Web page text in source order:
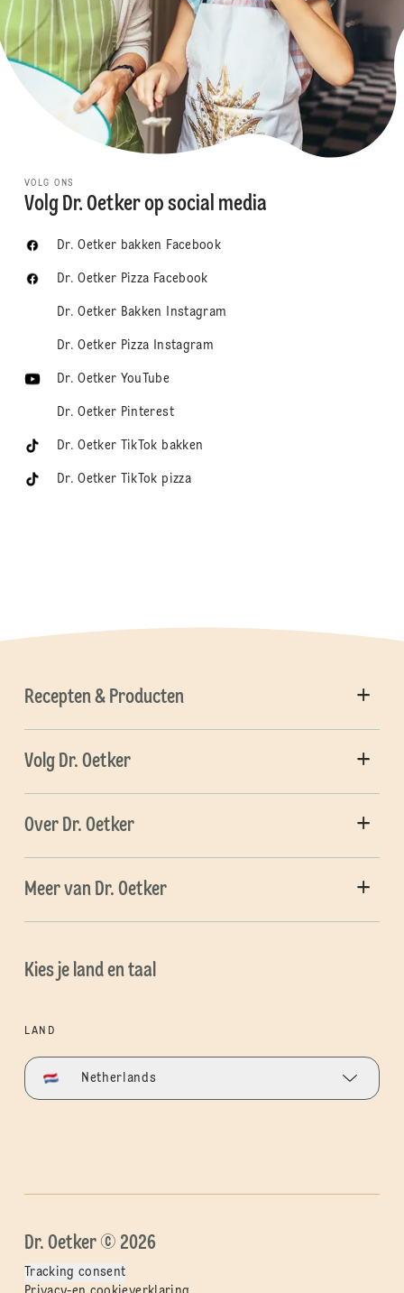
VOLG ONS
Volg Dr. Oetker op social media
Dr. Oetker bakken Facebook
Dr. Oetker Pizza Facebook
Dr. Oetker Bakken Instagram
Dr. Oetker Pizza Instagram
Dr. Oetker YouTube
Dr. Oetker Pinterest
Dr. Oetker TikTok bakken
Dr. Oetker TikTok pizza
Recepten & Producten
Volg Dr. Oetker
Over Dr. Oetker
Meer van Dr. Oetker
Kies je land en taal
LAND
Netherlands
Dr. Oetker © 2026
Tracking consent